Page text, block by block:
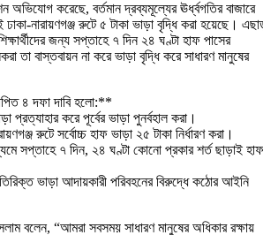
অভিযোগ করেছে, বর্তমান দ্রব্যমূল্যের ঊর্ধ্বগতির বাজারে
নারায়ণগঞ্জ রুটে ৫ টাকা ভাড়া বৃদ্ধি করা হয়েছে।
জন্য সপ্তাহে ৭ দিন ২৪ ঘণ্টা হাফ পাসের
তা বাস্তবায়ন না করে ভাড়া বৃদ্ধি করে সাধারণ মানুষের
৪ দফা দাবি হলো:**
প্রত্যাহার করে পূর্বের ভাড়া পুনর্বহাল করা।
রুটে সর্বোচ্চ হাফ ভাড়া ২৫ টাকা নির্ধারণ করা।
সপ্তাহে ৭ দিন, ২৪ ঘণ্টা কোনো প্রকার শর্ত ছাড়াই হাফ
ভাড়া আদায়কারী পরিবহনের বিরুদ্ধে কঠোর আইনি
বলেন, “আমরা সবসময় সাধারণ মানুষের অধিকার রক্ষায়